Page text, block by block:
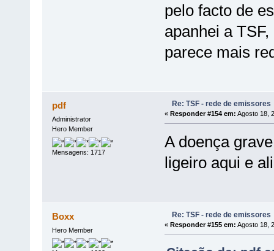
pelo facto de
apanhei a
parece mais
pdf
Administrator
Hero Member
Mensagens: 1717
Re: TSF - rede de emissores
« Responder #154 em: Agosto 18,
A doença
ligeiro aqui e
Boxx
Hero Member
Re: TSF - rede de emissores
« Responder #155 em: Agosto 18,